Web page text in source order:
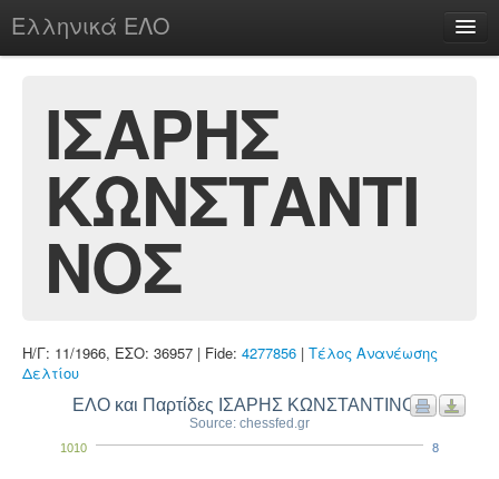
Ελληνικά ΕΛΟ
chesstu.be @ discord
Login
ΙΣΑΡΗΣ
ΚΩΝΣΤΑΝΤΙ
ΝΟΣ
Η/Γ: 11/1966, ΕΣΟ: 36957 | Fide: 4277856 | Τέλος Ανανέωσης
Δελτίου
ΕΛΟ και Παρτίδες ΙΣΑΡΗΣ ΚΩΝΣΤΑΝΤΙΝΟΣ
Source: chessfed.gr
1010 8